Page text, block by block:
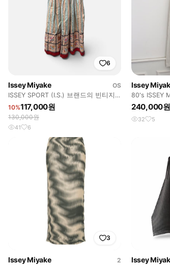
6
Issey Miyake
OS
ISSEY SPORT (I.S.) 브랜드의 빈티지
꽃무늬 치마
10%117,000원
130,000원
41 6
Issey
80's ISSEY MIYAKE 플
스커트
240,000원
32 5
3
Issey Miyake
2
Issey